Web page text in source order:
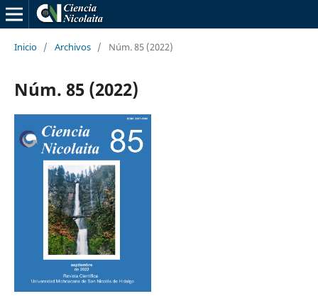
Inicio / Archivos / Núm. 85 (2022)
Núm. 85 (2022)